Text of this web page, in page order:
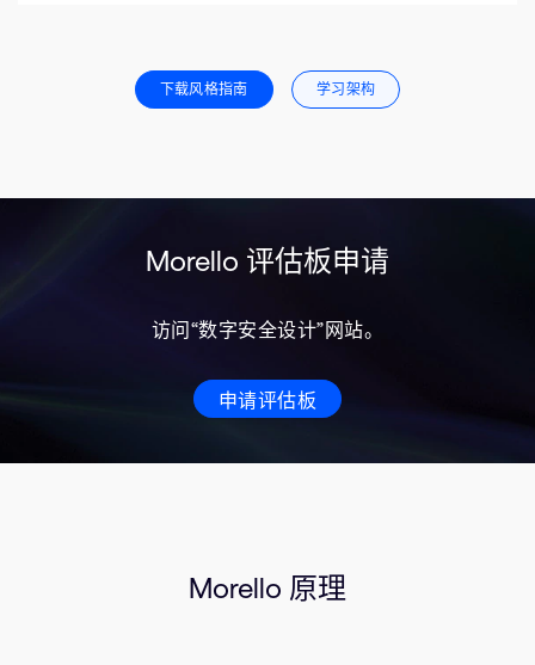
下载风格指南 学习架构
Morello 评估板申请
访问“数字安全设计”网站。
申请评估板
Morello 原理